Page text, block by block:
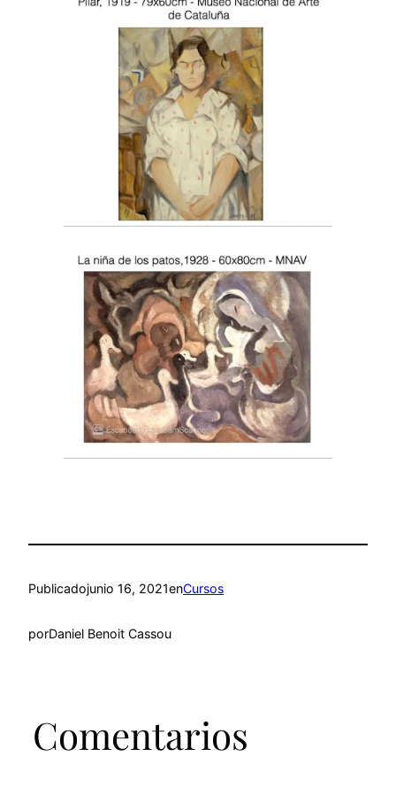
Publicadojunio 16, 2021enCursos
porDaniel Benoit Cassou
Comentarios